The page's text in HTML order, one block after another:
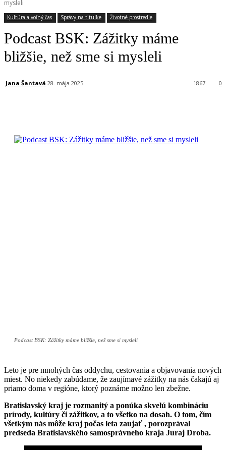
mysleli
Kultúra a voľný čas Správy na titulke Životné prostredie
Podcast BSK: Zážitky máme
bližšie, než sme si mysleli
Jana Šantavá 28. mája 2025 0
1867
Podcast BSK: Zážitky máme bližšie, než sme si mysleli
Leto je pre mnohých čas oddychu, cestovania a objavovania nových
miest. No niekedy zabúdame, že zaujímavé zážitky na nás čakajú aj
priamo doma v regióne, ktorý poznáme možno len zbežne.
Bratislavský kraj je rozmanitý a ponúka skvelú kombináciu
prírody, kultúry či zážitkov, a to všetko na dosah. O tom, čím
všetkým nás môže kraj počas leta zaujať , porozprával
predseda Bratislavského samosprávneho kraja Juraj Droba.